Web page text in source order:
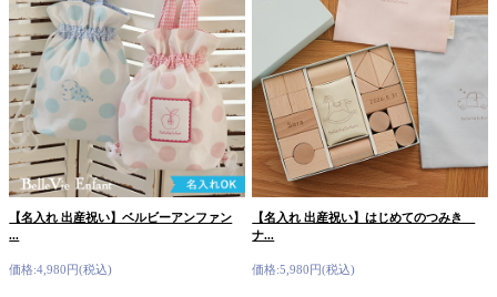
【名入れ 出産祝い】ベルビーアンファン
...
価格:4,980円(税込)
【名入れ 出産祝い】はじめてのつみき
ナ...
価格:5,980円(税込)